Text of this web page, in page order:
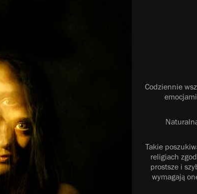
Codziennie
Takie
religiach
prostsze i
wymagają